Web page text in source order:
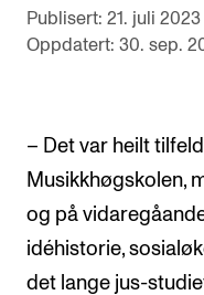
Publisert: 21. juli 2023
Oppdatert: 30. sep.
– Det var heilt
Musikkhøgskolen,
og på
idéhistorie,
det lange jus-